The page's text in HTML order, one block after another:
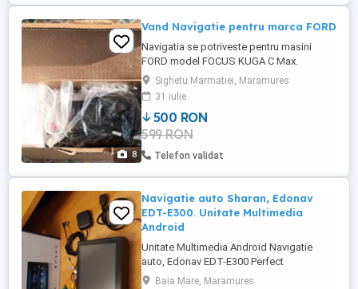
8
Vand Navigatie pentru marca FORD
Navigatia se potriveste pentru masini
FORD model FOCUS KUGA C Max.
Navigatia este NOUA ,asa cun se vede si
in poze , are inclusiv folia de protectie a
ecranului pe ea . Sa cumparat pentru ub
Fusion, dar nu este compatibila. Setul
cuprinde toate conexiunile necesare
montajuluiu ,inclusiv camera ...
Sighetu Marmatiei, Maramures
31 iulie
500 RON
599 RON
Telefon validat
Navigatie auto Sharan, Edonav
EDT-E300. Unitate Multimedia
Android
Unitate Multimedia Android Navigatie
auto, Edonav EDT-E300 Perfect
functionala Folosita foatre putin A fost
Baia Mare, Maramures